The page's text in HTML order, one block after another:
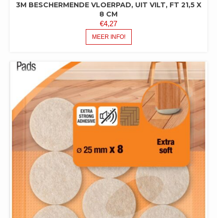
3M BESCHERMENDE VLOERPAD, UIT VILT, FT 21,5 X
8 CM
€4,27
MEER INFO!